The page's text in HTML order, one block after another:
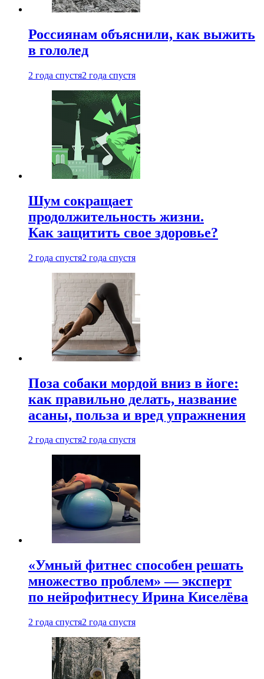
Россиянам объяснили, как выжить
в гололед
2 года спустя2 года спустя
Шум сокращает
продолжительность жизни.
Как защитить свое здоровье?
2 года спустя2 года спустя
Поза собаки мордой вниз в йоге:
как правильно делать, название
асаны, польза и вред упражнения
2 года спустя2 года спустя
«Умный фитнес способен решать
множество проблем» — эксперт
по нейрофитнесу Ирина Киселёва
2 года спустя2 года спустя